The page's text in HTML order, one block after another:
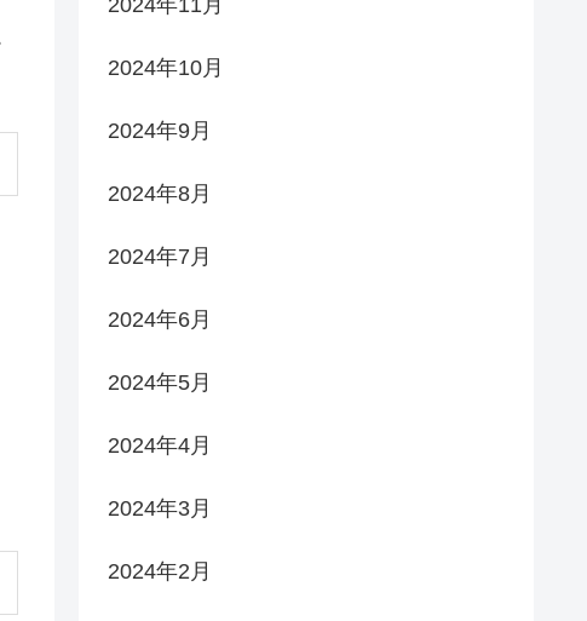
2024年11月
2024年10月
2024年9月
2024年8月
2024年7月
2024年6月
2024年5月
2024年4月
2024年3月
2024年2月